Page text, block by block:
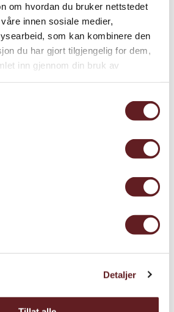
om hvordan du bruker nettstedet
innen sosiale medier,
som kan kombinere den
du har gjort tilgjengelig for dem,
inn gjennom din bruk av
Detaljer